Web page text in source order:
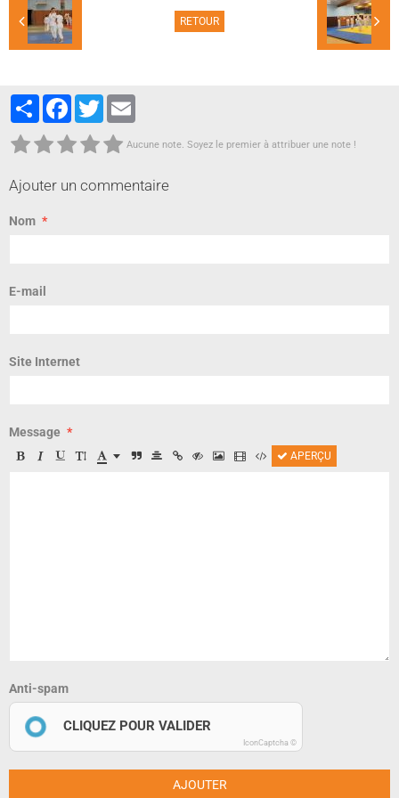
RETOUR
PartagerFacebook
Twitter
Aucune note. Soyez le premier à attribuer une note !
Ajouter un commentaire
Nom
E-mail
Site Internet
Message
APERÇU
Anti-spam
CLIQUEZ POUR VALIDER
IconCaptcha ©
AJOUTER